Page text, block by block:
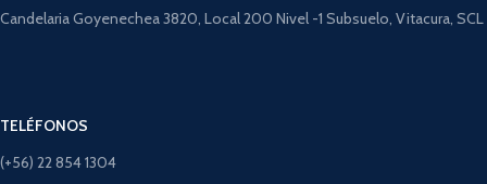
Candelaria Goyenechea 3820, Local 200 Nivel -1 Subsuelo, Vitacura, SCL
TELÉFONOS
(+56) 22 854 1304